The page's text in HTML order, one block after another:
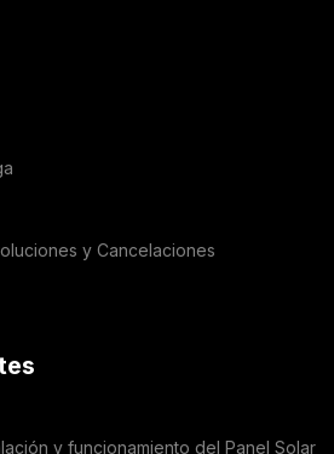
y Cancelaciones
y funcionamiento del Panel Solar